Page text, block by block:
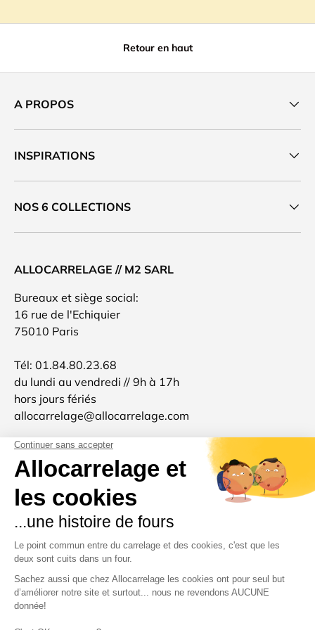
Retour en haut
A PROPOS
INSPIRATIONS
NOS 6 COLLECTIONS
ALLOCARRELAGE // M2 SARL
Bureaux et siège social:
16 rue de l'Echiquier
75010 Paris
Tél: 01.84.80.23.68
du lundi au vendredi // 9h à 17h
hors jours fériés
allocarrelage@allocarrelage.com
SIREN: 511801904
TVA: FR96511801904
Allocarrelage est une marque française 🐓
d'inspiration italienne 🍝
Moyens de paiement acceptés